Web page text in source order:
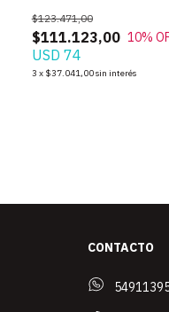
$111.123,00
$123.471,00
10%
USD 74
3 x $37.041,00sin interés
CONTACTO